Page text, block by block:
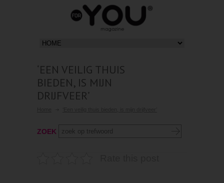
‘EEN VEILIG THUIS
BIEDEN, IS MIJN
DRIJFVEER’
ZOEK